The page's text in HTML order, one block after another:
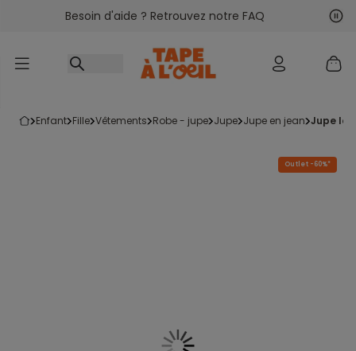
Accéder au contenu
Besoin d'aide ? Retrouvez notre FAQ
enfant fille vêtements robe - jupe jupe jupe en jean jupe
Outlet -60%*